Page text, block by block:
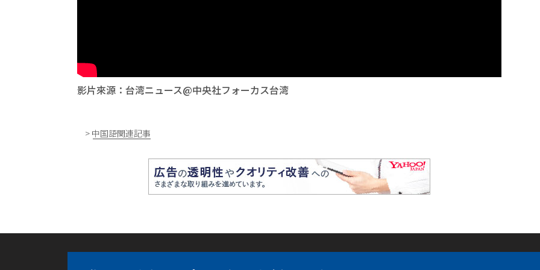
影片來源：台湾ニュース@中央社フォーカス台湾
> 中国語関連記事